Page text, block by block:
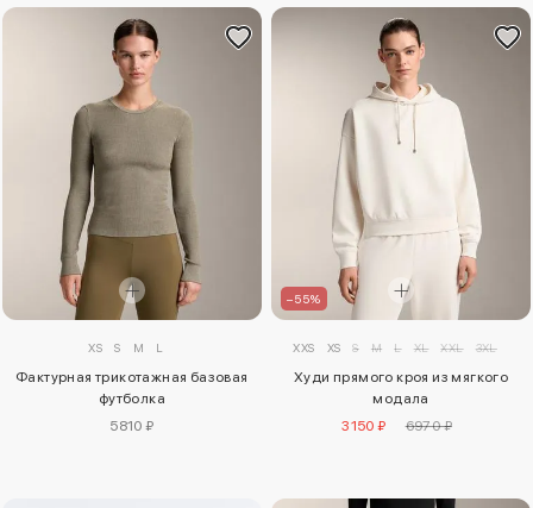
XS S M L
Фактурная трикотажная базовая
футболка
5810 ₽
–55%
XXS XS S M L XL XXL 3XL
Худи прямого кроя из мягкого
модала
3150 ₽
6970 ₽